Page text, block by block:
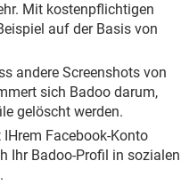
Mit kostenpflichtigen
auf der Basis von
andere Screenshots von
sich Badoo darum,
gelöscht werden.
Facebook-Konto
Ihr Badoo-Profil in sozialen